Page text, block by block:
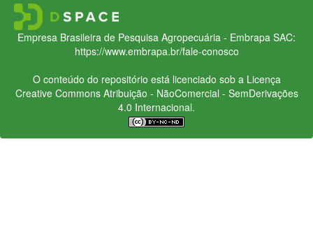
Empresa Brasileira de Pesquisa Agropecuária - Embrapa SAC:
https://www.embrapa.br/fale-conosco
O conteúdo do repositório está licenciado sob a Licença
Creative CommonsAtribuição - NãoComercial - SemDerivações
4.0 Internacional.